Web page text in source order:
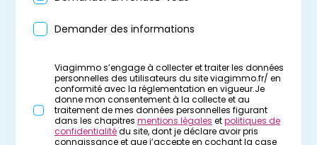
Demander des informations
Viagimmo s’engage à collecter et traiter les données
personnelles des utilisateurs du site viagimmo.fr/ en
conformité avec la réglementation en vigueur.Je
donne mon consentement à la collecte et au
traitement de mes données personnelles figurant
dans les chapitres mentions légales etpolitiques de
confidentialitédu site, dont je déclare avoir pris
connaissance et que j’accepte en cochant la case